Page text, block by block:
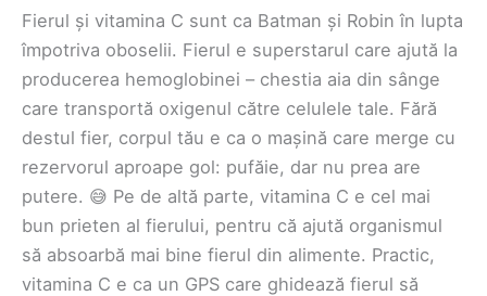
Fierul și vitamina C sunt ca Batman și Robin în lupta
împotriva oboselii. Fierul e superstarul care ajută la
producerea hemoglobinei – chestia aia din sânge
care transportă oxigenul către celulele tale. Fără
destul fier, corpul tău e ca o mașină care merge cu
rezervorul aproape gol: pufăie, dar nu prea are
putere. 😅 Pe de altă parte, vitamina C e cel mai
bun prieten al fierului, pentru că ajută organismul
să absoarbă mai bine fierul din alimente. Practic,
vitamina C e ca un GPS care ghidează fierul să